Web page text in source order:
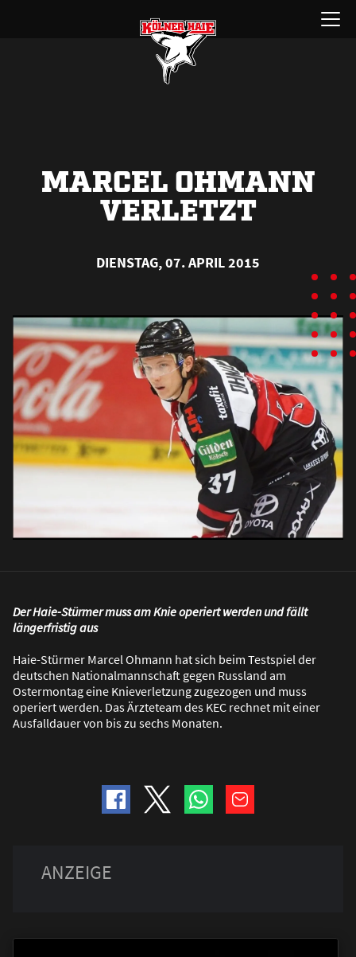
Menü
öffnen
MARCEL OHMANN
VERLETZT
DIENSTAG, 07. APRIL 2015
Der Haie-Stürmer muss am Knie operiert werden und fällt
längerfristig aus
Haie-Stürmer Marcel Ohmann hat sich beim Testspiel der
deutschen Nationalmannschaft gegen Russland am
Ostermontag eine Knieverletzung zugezogen und muss
operiert werden. Das Ärzteteam des KEC rechnet mit einer
Ausfalldauer von bis zu sechs Monaten.